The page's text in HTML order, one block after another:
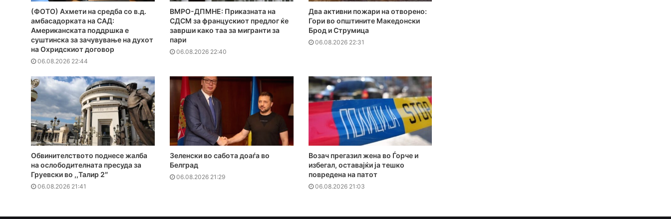
(ФОТО) Ахмети на средба со в.д.
амбасадорката на САД:
Американската поддршка е
суштинска за зачувување на духот
на Охридскиот договор
06.08.2026 22:44
ВМРО-ДПМНЕ: Приказната на
СДСМ за францускиот предлог ќе
заврши како таа за мигранти за
пари
06.08.2026 22:40
Два активни пожари на отворено:
Гори во општините Македонски
Брод и Струмица
06.08.2026 22:31
Обвинителството поднесе жалба
на ослободителната пресуда за
Груевски во ,,Талир 2″
06.08.2026 21:41
Зеленски во сабота доаѓа во
Белград
06.08.2026 21:29
Возач прегазил жена во Ѓорче и
избегал, оставајќи ја тешко
повредена на патот
06.08.2026 21:03